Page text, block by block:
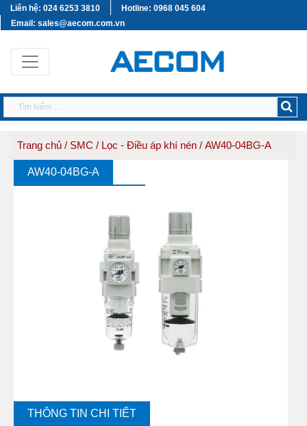
Liên hệ: 024 6253 3810
Hotline: 0968 045 604
Email: sales@aecom.com.vn
Trang chủ / SMC / Lọc - Điều áp khí nén / AW40-04BG-A
AW40-04BG-A
THÔNG TIN CHI TIẾT